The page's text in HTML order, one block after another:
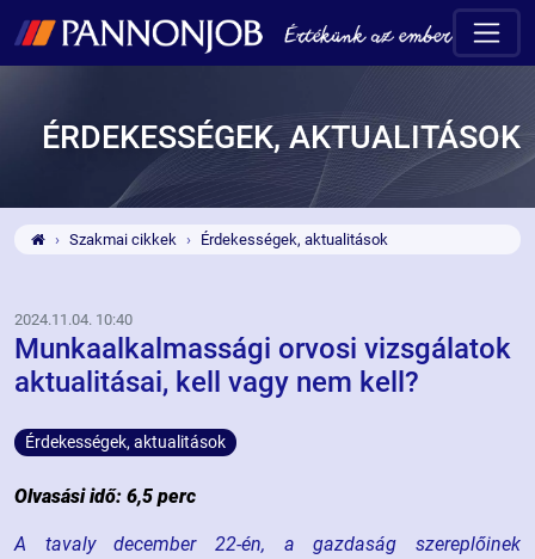
ÉRDEKESSÉGEK, AKTUALITÁSOK
Szakmai cikkek Érdekességek, aktualitások
2024.11.04. 10:40
Munkaalkalmassági orvosi vizsgálatok
aktualitásai, kell vagy nem kell?
Érdekességek, aktualitások
Olvasási idő: 6,5 perc
A tavaly december 22-én, a gazdaság szereplőinek